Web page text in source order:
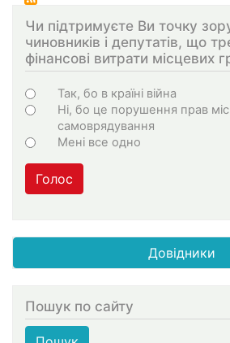
Чи підтримуєте Ви точку
чиновників і депутатів, що
фінансові витрати місцевих
Choices
Так, бо в країні війна
Ні, бо це порушення прав
самоврядування
Мені все одно
Голос
Довідники
Пошук по сайту